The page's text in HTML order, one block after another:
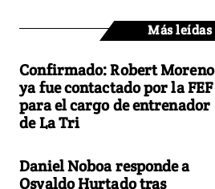
Más leídas
Confirmado: Robert Moreno
ya fue contactado por la FEF
para el cargo de entrenador
de La Tri
Daniel Noboa responde a
Osvaldo Hurtado tras